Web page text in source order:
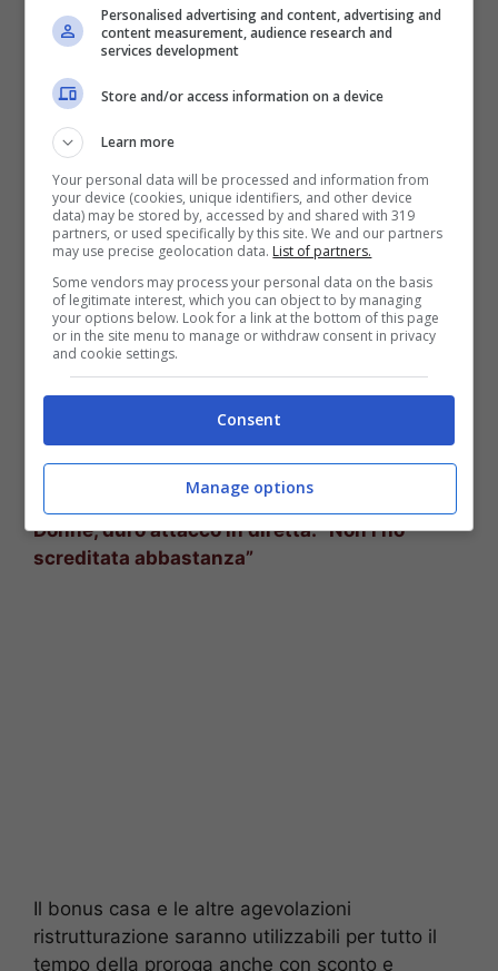
Si potrà usufruire del bonus casa fino al2024
l’incentivo in questione, copre con un
finanziamento pubblico le spese per gli
interventi edilizi portati a compimento dai
normali cittadini. Il provvedimento originale
concedeva una detrazione del36%con un
importo massimo di spesa del valore di
euro. Oggi la normativa ha innalzato la
, con un massimale pari al
96.000 euro.
POTREBBE INTERESSARTI ANCHE —>
Donne, duro attacco in diretta: “Non l’ho
screditata abbastanza”
Il bonus casa e le altre agevolazioni
ristrutturazione saranno utilizzabili per tutto il
tempo della proroga anche con sconto e
Personalised advertising and content, advertising and
content measurement, audience research and
services development
Store and/or access information on a device
Learn more
Your personal data will be processed and information from
your device (cookies, unique identifiers, and other device
data) may be stored by, accessed by and shared with 319
partners, or used specifically by this site. We and our partners
may use precise geolocation data. List of partners.
Some vendors may process your personal data on the basis
of legitimate interest, which you can object to by managing
your options below. Look for a link at the bottom of this page
or in the site menu to manage or withdraw consent in privacy
and cookie settings.
Consent
Manage options